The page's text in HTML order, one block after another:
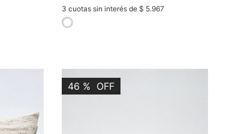
3 cuotas sin interés de $ 5.967
46 % OFF